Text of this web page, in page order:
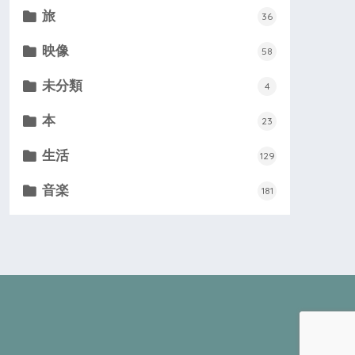
旅 36
映像 58
未分類 4
本 23
生活 129
音楽 181